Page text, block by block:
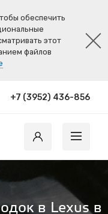
обеспечить
этот
файлов
+7 (3952) 436-856
в Lexus в